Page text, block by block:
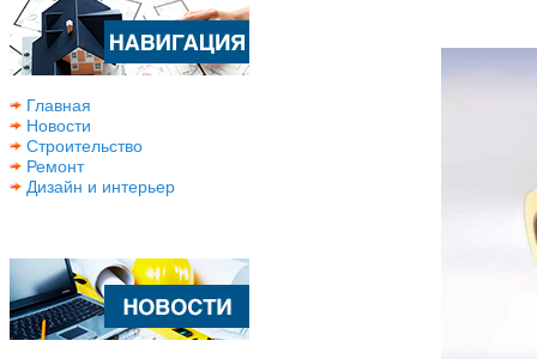
Главная
Новости
Строительство
Ремонт
Дизайн и интерьер